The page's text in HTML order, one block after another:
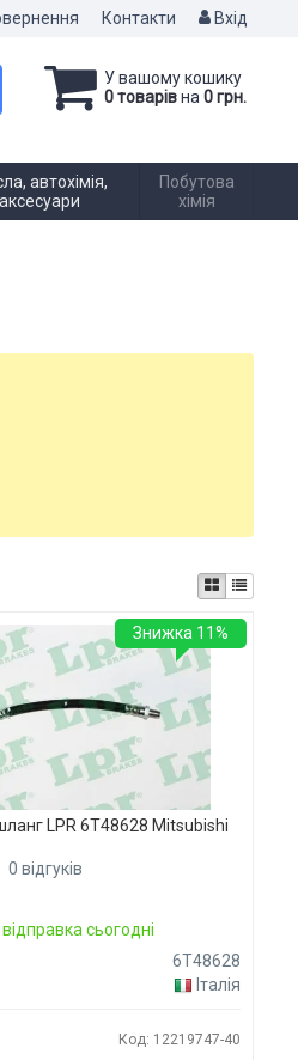
Контакти Вхід
У вашому кошику
0 товарівна 0 грн.
автохімія,
аксесуари
Побутова
хімія
LPR 6T48628 Mitsubishi
0 відгуків
відправка сьогодні
6T48628
Італія
Код: 12219747-40
Знижка 11%